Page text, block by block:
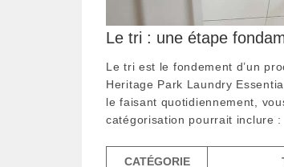
Le tri : une étape
Le tri est le fondement d’un
Heritage Park Laundry
le faisant quotidiennement,
catégorisation pourrait inclure :
CATÉGORIE